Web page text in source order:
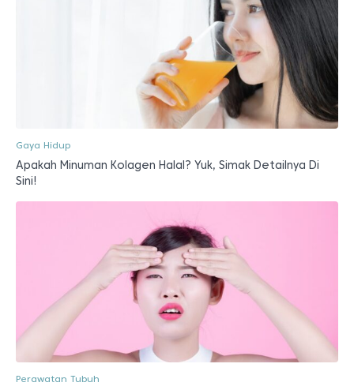
Gaya Hidup
Apakah Minuman Kolagen Halal? Yuk, Simak Detailnya Di
Sini!
Perawatan Tubuh